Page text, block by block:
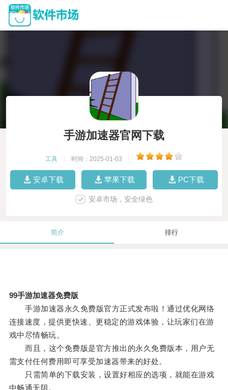
手游加速器官网下载
工具 时间：2025-01-03
安卓下载 苹果下载 PC下载
安卓市场，安全绿色
简介 排行
99手游加速器免费版
手游加速器永久免费版官方正式发布啦！通过优化网络
连接速度，提供更快速、更稳定的游戏体验，让玩家们在游
戏中尽情畅玩。
而且，这个免费版是官方推出的永久免费版本，用户无
需支付任何费用即可享受加速器带来的好处。
只需简单的下载安装，设置好相应的选项，就能在游戏
中畅通无阻。